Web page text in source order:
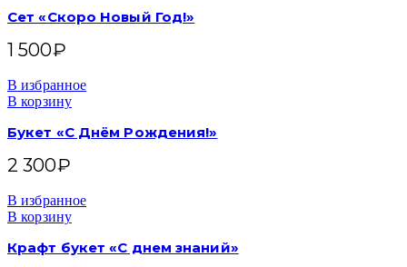
Сет «Скоро Новый Год!»
1 500₽
В избранное
В корзину
Букет «С Днём Рождения!»
2 300₽
В избранное
В корзину
Крафт букет «С днем знаний»